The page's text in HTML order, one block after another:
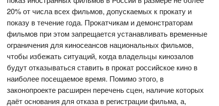
20% от числа всех фильмов, допускаемых к прокату и
показу в течение года. Прокатчикам и демонстраторам
фильмов при этом запрещается устанавливать временные
ограничения для киносеансов национальных фильмов,
чтобы избежать ситуаций, когда владельцы кинозалов
будут отказываться ставить в прокат российское кино в
наиболее посещаемое время. Помимо этого, в
законопроекте расширен перечень сцен, наличие которых
даёт основания для отказа в регистрации фильма, а,